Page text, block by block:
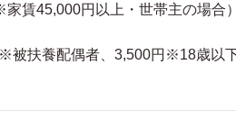
賃45,000円以上・世帯主の場合）
被扶養配偶者、3,500円※18歳以